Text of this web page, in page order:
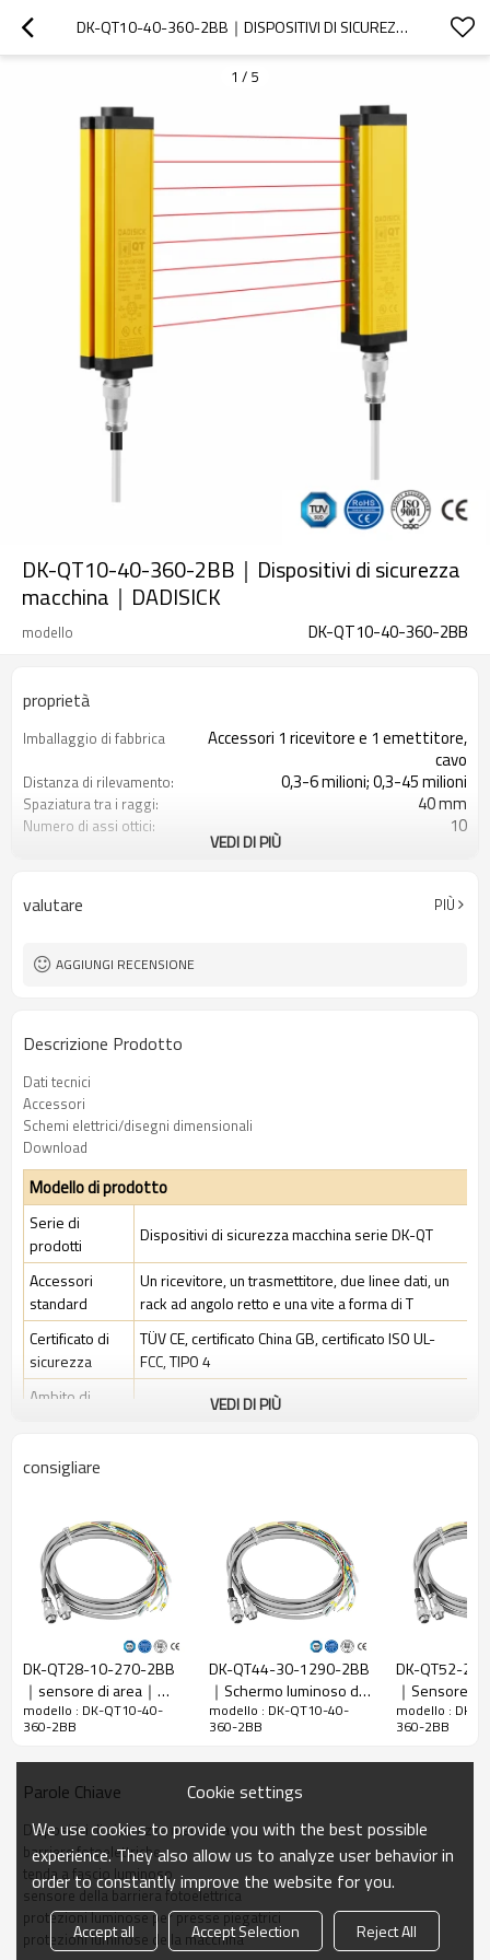
DK-QT10-40-360-2BB｜DISPOSITIVI DI SICUREZZA MACCHINA｜DADISICK
1 / 5
DK-QT10-40-360-2BB｜Dispositivi di sicurezza
macchina｜DADISICK
modello DK-QT10-40-360-2BB
proprietà
Imballaggio di fabbrica
Accessori 1 ricevitore e 1 emettitore,
cavo
Distanza di rilevamento: 0,3-6 milioni; 0,3-45 milioni
Spaziatura tra i raggi: 40 mm
Numero di assi ottici: 10
Spina di interfaccia Dotato di connettore M16
Certificazione:
VEDI DI PIÙ
valutare PIÙ
AGGIUNGI RECENSIONE
Descrizione Prodotto
Dati tecnici
Accessori
Schemi elettrici/disegni dimensionali
Download
Modello di prodotto
Serie di
prodotti
Dispositivi di sicurezza macchina serie DK-QT
Accessori
standard
Un ricevitore, un trasmettitore, due linee dati, un
rack ad angolo retto e una vite a forma di T
Certificato di
sicurezza
TÜV CE, certificato China GB, certificato ISO UL-
FCC, TIPO 4
Ambito di
Ambiente industriale standard
Caratteristiche
risoluzione
Controlla la
precisione
48 mm
Numero di
Altezza di
protezione
360 mm
La dimensione
51mm*35mm*L, L è la lunghezza dell'emettitore e
Distanza di
30-6000 mm; 30-45000 mm
Tempo di
risposta
≤15 ms
Dati meccanici
Materiale
VEDI DI PIÙ
consigliare
DK-QT28-10-270-2BB
｜sensore di area｜
DADISICK
modello : DK-QT10-40-
360-2BB
DK-QT44-30-1290-2BB
｜Schermo luminoso di
sicurezza｜DADISICK
modello : DK-QT10-40-
360-2BB
DK-QT52-
｜Sensore
fotoelettrica
｜DADISICK
modello : DK-
360-2BB
Parole Chiave
Dispositivi di sicurezza macchina
barriere fotoelettriche
tenda a fascio luminoso
sensore della barriera fotoelettrica
protezioni luminose per presse piegatrici
protezioni luminose della macchina
Cookie settings
We use cookies to provide you with the best possible
experience. They also allow us to analyze user behavior in
order to constantly improve the website for you.
Accept all Accept Selection Reject All